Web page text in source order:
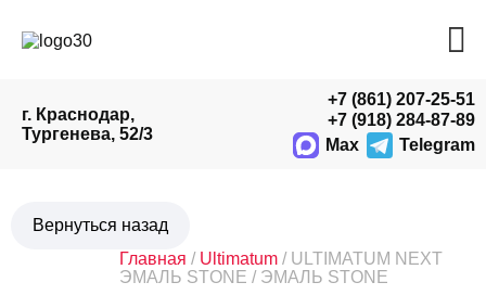
г. Краснодар,
Тургенева, 52/3
+7 (861) 207-25-51
+7 (918) 284-87-89
Max
Telegram
Главная / Ultimatum / ULTIMATUM NEXT
ЭМАЛЬ STONE / ЭМАЛЬ STONE